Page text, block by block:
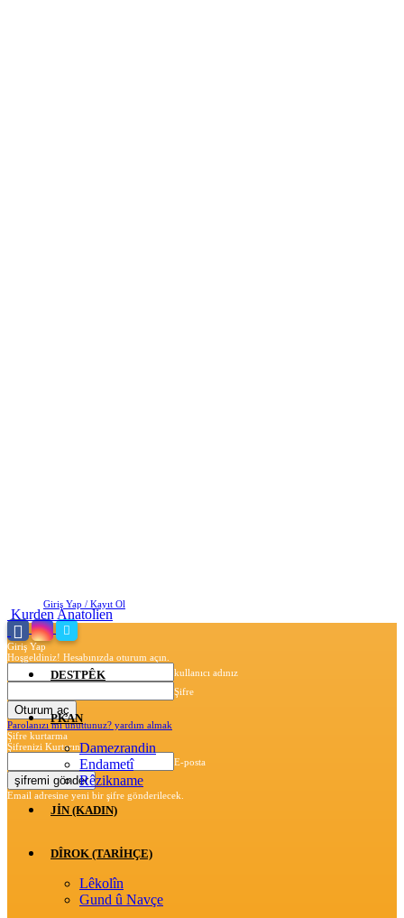
Giriş Yap / Kayıt Ol
Giriş Yap
Hoşgeldiniz! Hesabınızda oturum açın.
kullanıcı adınız
Şifre
Parolanızı mı unuttunuz? yardım almak
Şifre kurtarma
Şifrenizi Kurtarın
E-posta
Email adresine yeni bir şifre gönderilecek.
Kurden Anatolien
DESTPÊK
PKAN
Damezrandin
Endametî
Rêzikname
JİN (KADIN)
DÎROK (TARİHÇE)
Lêkolîn
Gund û Navçe